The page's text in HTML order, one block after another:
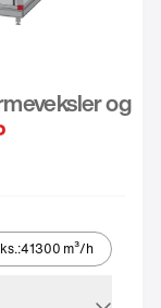
og
:41300 m³/h